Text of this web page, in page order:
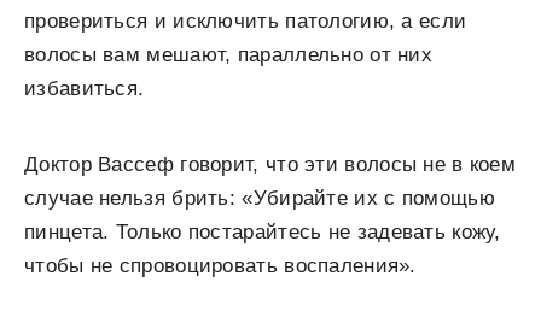
провериться и исключить патологию, а если
волосы вам мешают, параллельно от них
избавиться.
Доктор Вассеф говорит, что эти волосы не в коем
случае нельзя брить: «Убирайте их с помощью
пинцета. Только постарайтесь не задевать кожу,
чтобы не спровоцировать воспаления».